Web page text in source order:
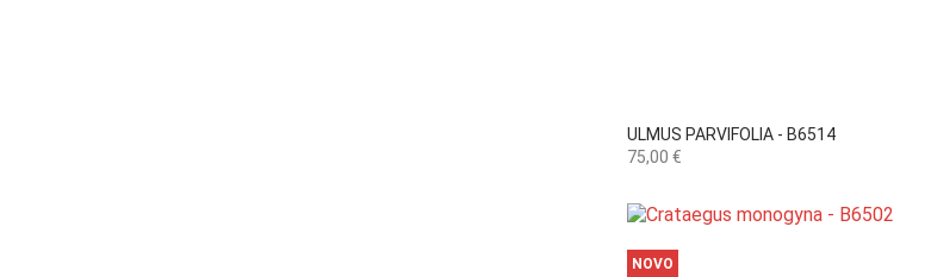
ULMUS PARVIFOLIA - B6514
Preço
75,00 €
 Vista rápida
NOVO